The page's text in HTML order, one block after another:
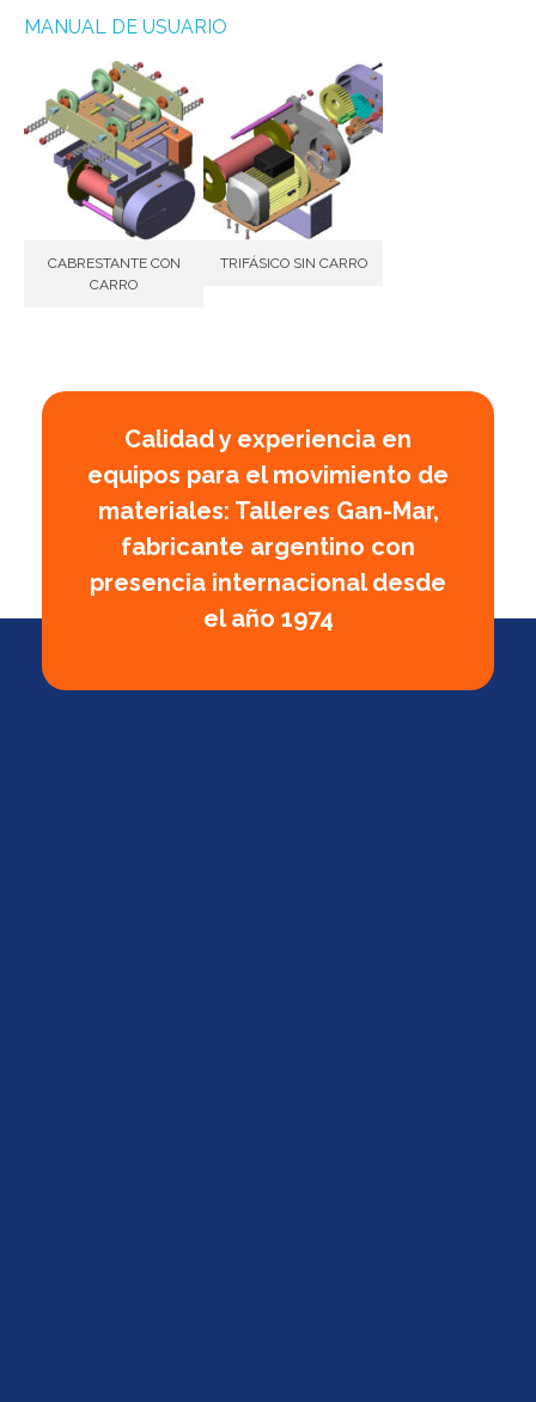
MANUAL DE USUARIO
CABRESTANTE CON
CARRO
TRIFÁSICO SIN CARRO
Calidad y experiencia en
equipos para el movimiento de
materiales: Talleres Gan-Mar,
fabricante argentino con
presencia internacional desde
el año 1974